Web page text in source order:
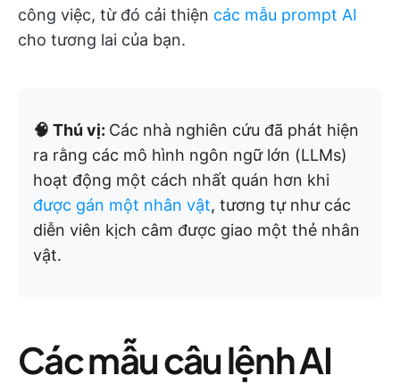
công việc, từ đó cải thiện các mẫu prompt AI
cho tương lai của bạn.
🧠 Thú vị: Các nhà nghiên cứu đã phát hiện
ra rằng các mô hình ngôn ngữ lớn (LLMs)
hoạt động một cách nhất quán hơn khi
được gán một nhân vật, tương tự như các
diễn viên kịch câm được giao một thẻ nhân
vật.
Các mẫu câu lệnh AI